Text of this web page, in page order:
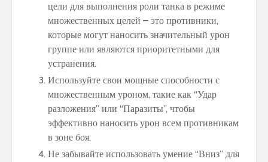
цели для выполнения роли танка в режиме
множественных целей – это противники,
которые могут наносить значительный урон
группе или являются приоритетными для
устранения.
Используйте свои мощные способности с
множественным уроном, такие как “Удар
разложения” или “Паразиты”, чтобы
эффективно наносить урон всем противникам
в зоне боя.
Не забывайте использовать умение “Вниз” для